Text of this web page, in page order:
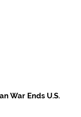
War Ends U.S.